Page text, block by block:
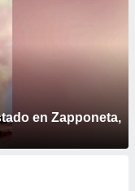
en Zapponeta,